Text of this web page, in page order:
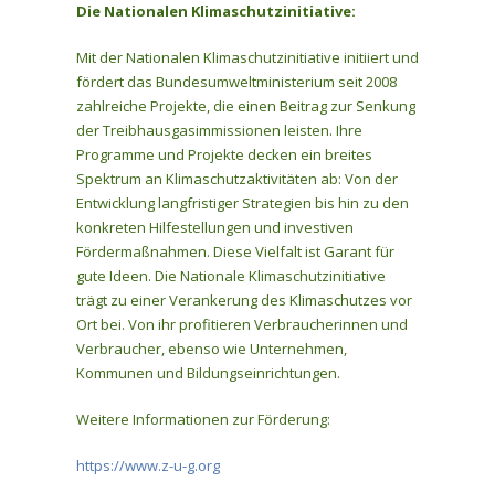
Die Nationalen Klimaschutzinitiative:
Mit der Nationalen Klimaschutzinitiative initiiert und
fördert das Bundesumweltministerium seit 2008
zahlreiche Projekte, die einen Beitrag zur Senkung
der Treibhausgasimmissionen leisten. Ihre
Programme und Projekte decken ein breites
Spektrum an Klimaschutzaktivitäten ab: Von der
Entwicklung langfristiger Strategien bis hin zu den
konkreten Hilfestellungen und investiven
Fördermaßnahmen. Diese Vielfalt ist Garant für
gute Ideen. Die Nationale Klimaschutzinitiative
trägt zu einer Verankerung des Klimaschutzes vor
Ort bei. Von ihr profitieren Verbraucherinnen und
Verbraucher, ebenso wie Unternehmen,
Kommunen und Bildungseinrichtungen.
Weitere Informationen zur Förderung:
https://www.z-u-g.org